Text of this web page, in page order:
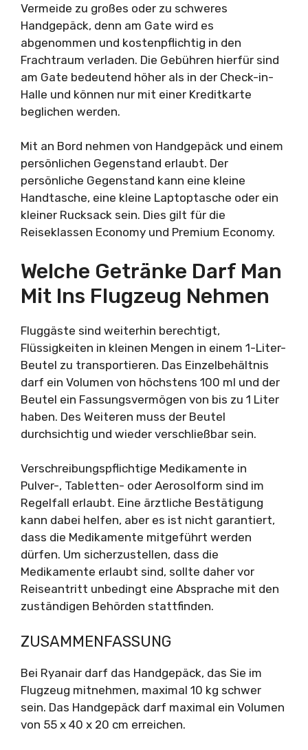
Vermeide zu großes oder zu schweres
Handgepäck, denn am Gate wird es
abgenommen und kostenpflichtig in den
Frachtraum verladen. Die Gebühren hierfür sind
am Gate bedeutend höher als in der Check-in-
Halle und können nur mit einer Kreditkarte
beglichen werden.
Mit an Bord nehmen von Handgepäck und einem
persönlichen Gegenstand erlaubt. Der
persönliche Gegenstand kann eine kleine
Handtasche, eine kleine Laptoptasche oder ein
kleiner Rucksack sein. Dies gilt für die
Reiseklassen Economy und Premium Economy.
Welche Getränke Darf Man
Mit Ins Flugzeug Nehmen
Fluggäste sind weiterhin berechtigt,
Flüssigkeiten in kleinen Mengen in einem 1-Liter-
Beutel zu transportieren. Das Einzelbehältnis
darf ein Volumen von höchstens 100 ml und der
Beutel ein Fassungsvermögen von bis zu 1 Liter
haben. Des Weiteren muss der Beutel
durchsichtig und wieder verschließbar sein.
Verschreibungspflichtige Medikamente in
Pulver-, Tabletten- oder Aerosolform sind im
Regelfall erlaubt. Eine ärztliche Bestätigung
kann dabei helfen, aber es ist nicht garantiert,
dass die Medikamente mitgeführt werden
dürfen. Um sicherzustellen, dass die
Medikamente erlaubt sind, sollte daher vor
Reiseantritt unbedingt eine Absprache mit den
zuständigen Behörden stattfinden.
ZUSAMMENFASSUNG
Bei Ryanair darf das Handgepäck, das Sie im
Flugzeug mitnehmen, maximal 10 kg schwer
sein. Das Handgepäck darf maximal ein Volumen
von 55 x 40 x 20 cm erreichen.